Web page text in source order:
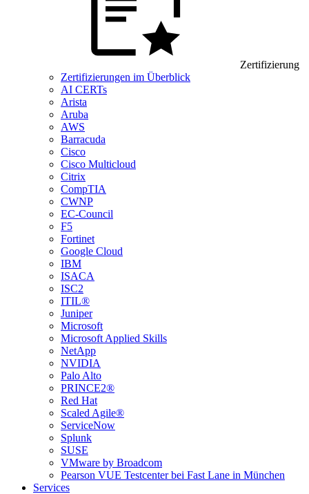
Zertifizierung
Zertifizierungen im Überblick
AI CERTs
Arista
Aruba
AWS
Barracuda
Cisco
Cisco Multicloud
Citrix
CompTIA
CWNP
EC-Council
F5
Fortinet
Google Cloud
IBM
ISACA
ISC2
ITIL®
Juniper
Microsoft
Microsoft Applied Skills
NetApp
NVIDIA
Palo Alto
PRINCE2®
Red Hat
Scaled Agile®
ServiceNow
Splunk
SUSE
VMware by Broadcom
Pearson VUE Testcenter bei Fast Lane in München
Services